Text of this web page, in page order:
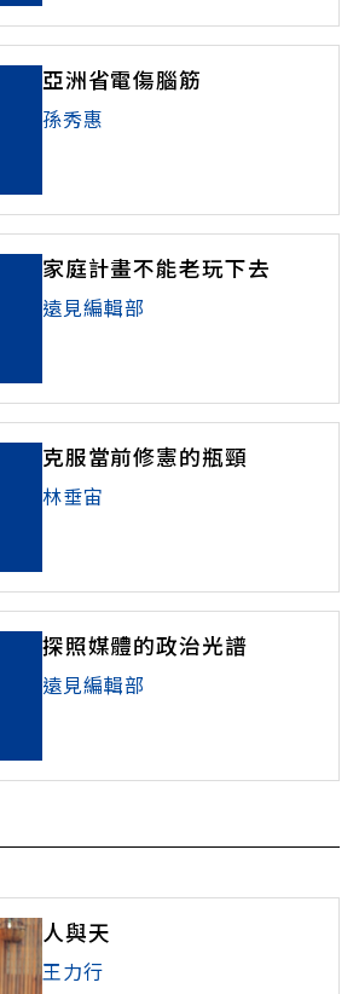
亞洲省電傷腦筋
孫秀惠
家庭計畫不能老玩下去
遠見編輯部
克服當前修憲的瓶頸
林垂宙
探照媒體的政治光譜
遠見編輯部
人與天
王力行